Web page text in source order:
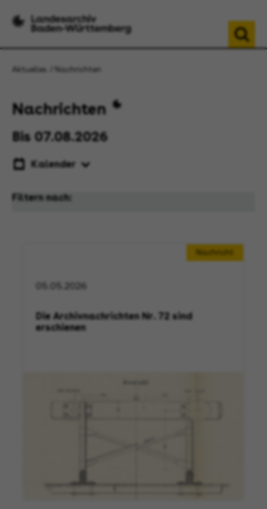
Aktuelles Nachrichten
Nachrichten
Bis 07.08.2026
Kalender
Filtern nach:
Nachricht
05.05.2026
Die Archivnachrichten Nr. 72 sind
erschienen